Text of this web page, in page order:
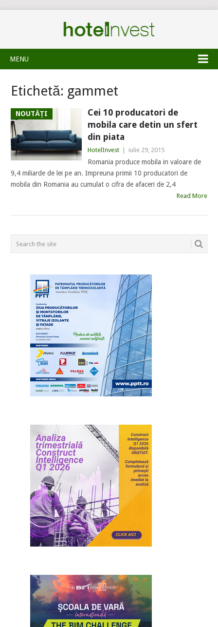
MENU
Etichetă: gammet
NOUTĂȚI
Cei 10 producatori de
mobila care detin un sfert
din piata
HotelInvest iulie 29, 2015
Romania produce mobila in valoare de
9,4 miliarde de lei pe an. Impreuna primii 10 producatori de
mobila din Romania au cumulat o cifra de afaceri de 2,4
Read More
POSTS
NAVIGATION